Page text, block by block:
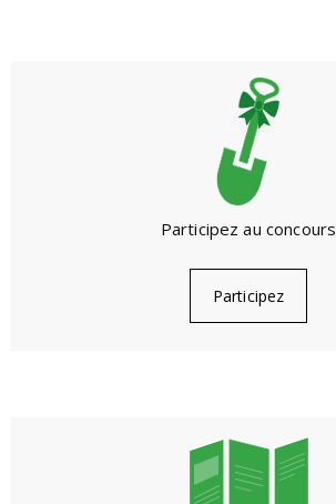
Participez au concours
Participez